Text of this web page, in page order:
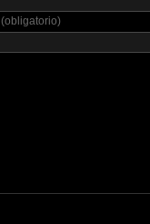
(obligatorio)